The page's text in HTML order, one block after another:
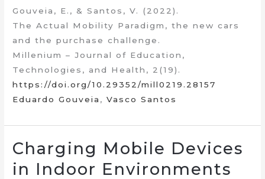
Gouveia, E., & Santos, V. (2022).
The Actual Mobility Paradigm, the new cars
and the purchase challenge.
Millenium – Journal of Education,
Technologies, and Health, 2(19).
https://doi.org/10.29352/mill0219.28157
Eduardo Gouveia ,Vasco Santos
Charging Mobile Devices
in Indoor Environments